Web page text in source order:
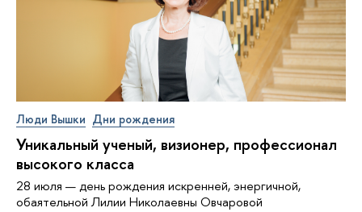
Люди Вышки Дни рождения
Уникальный ученый, визионер, про­фес­си­о­нал
высокого класса
28 июля — день рождения искренней, энергичной,
обаятельной Лилии Николаевны Овчаровой